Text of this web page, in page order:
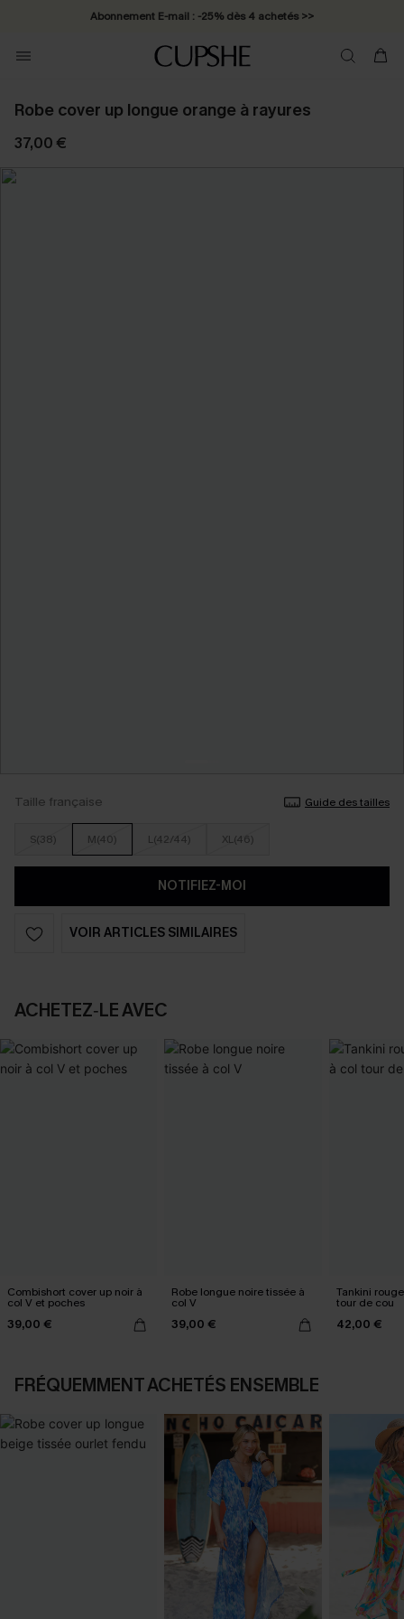
Abonnement E-mail : -25% dès 4 achetés >>
Robe cover up longue orange à rayures
37,00 €
Taille française Guide des tailles
S(38) M(40) L(42/44) XL(46)
NOTIFIEZ-MOI
VOIR ARTICLES SIMILAIRES
ACHETEZ‑LE AVEC
Combishort cover up noir à
col V et poches
39,00 €
Robe longue noire tissée à
col V
39,00 €
Tankini
tour de cou
42,00 €
FRÉQUEMMENT ACHETÉS ENSEMBLE